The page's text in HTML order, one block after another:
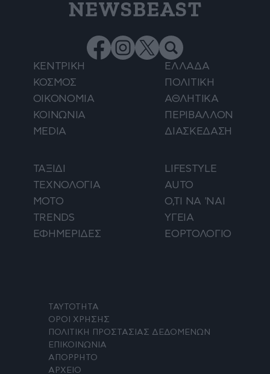
NEWSBEAST
ΚΕΝΤΡΙΚΗ
ΕΛΛΑΔΑ
ΚΟΣΜΟΣ
ΠΟΛΙΤΙΚΗ
ΟΙΚΟΝΟΜΙΑ
ΑΘΛΗΤΙΚΑ
ΚΟΙΝΩΝΙΑ
ΠΕΡΙΒΑΛΛΟΝ
MEDIA
ΔΙΑΣΚΕΔΑΣΗ
ΤΑΞΙΔΙ
LIFESTYLE
ΤΕΧΝΟΛΟΓΙΑ
AUTO
ΜΟΤΟ
Ο,ΤΙ ΝΑ 'ΝΑΙ
TRENDS
ΥΓΕΙΑ
ΕΦΗΜΕΡΙΔΕΣ
ΕΟΡΤΟΛΟΓΙΟ
ΤΑΥΤΟΤΗΤΑ
ΟΡΟΙ ΧΡΗΣΗΣ
ΠΟΛΙΤΙΚΗ ΠΡΟΣΤΑΣΙΑΣ ΔΕΔΟΜΕΝΩΝ
ΕΠΙΚΟΙΝΩΝΙΑ
ΑΠΟΡΡΗΤΟ
ΑΡΧΕΙΟ